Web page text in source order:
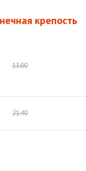
крепость
13:00
21:40